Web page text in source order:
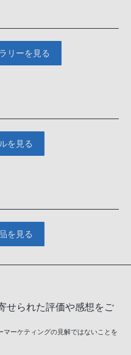
リーを見る
を見る
を見る
せられた評価や感想をご
ーケティングの見解ではないことを